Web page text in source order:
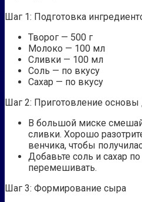
Шаг 1: Подготовка
Творог — 500 г
Молоко — 100 мл
Сливки — 100 мл
Соль — по вкусу
Сахар — по вкусу
Шаг 2: Приготовление основы
В большой миске
сливки. Хорошо
венчика, чтобы
Добавьте соль и сахар
перемешивать.
Шаг 3: Формирование сыра